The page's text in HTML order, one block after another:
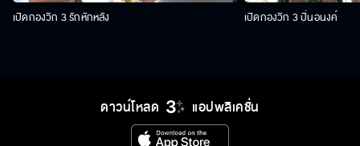
เปิดกองวิก 3 รักหักหลัง เปิดกองวิก 3 ปิ่นอนงค์
ดาวน์โหลด แอปพลิเคชั่น